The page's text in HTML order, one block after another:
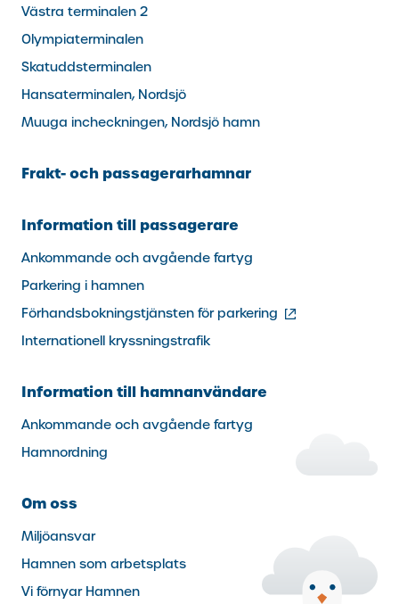
Västra terminalen 2
Olympiaterminalen
Skatuddsterminalen
Hansaterminalen, Nordsjö
Muuga incheckningen, Nordsjö hamn
Frakt- och passagerarhamnar
Information till passagerare
Ankommande och avgående fartyg
Parkering i hamnen
Förhandsbokningstjänsten för parkering (extern
länk)
Internationell kryssningstrafik
Information till hamnanvändare
Ankommande och avgående fartyg
Hamnordning
Om oss
Miljöansvar
Hamnen som arbetsplats
Vi förnyar Hamnen